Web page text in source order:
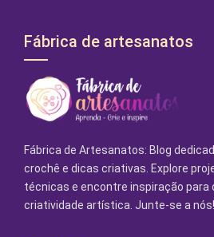
Fábrica de artesanatos
Fábrica de Artesanatos: Blog
crochê e dicas criativas. Explore
técnicas e encontre inspiração para
criatividade artística. Junte-se a nós!